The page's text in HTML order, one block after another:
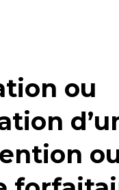
ou